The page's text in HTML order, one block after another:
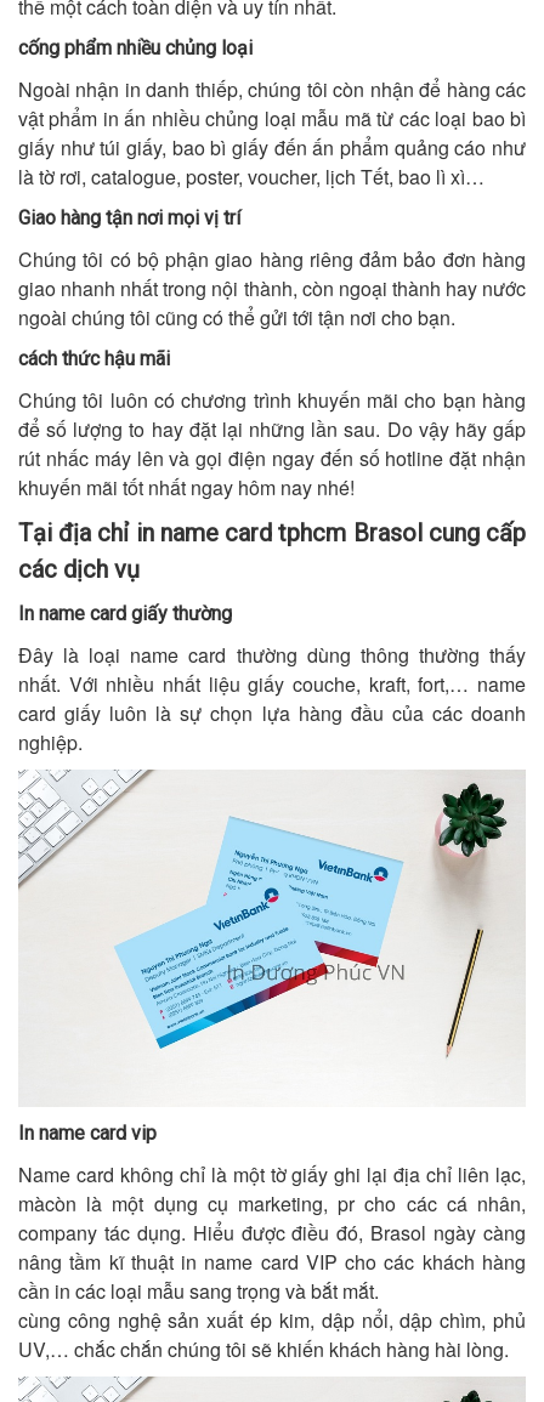
thế một cách toàn diện và uy tín nhất.
cống phẩm nhiều chủng loại
Ngoài nhận in danh thiếp, chúng tôi còn nhận để hàng các
vật phẩm in ấn nhiều chủng loại mẫu mã từ các loại bao bì
giấy như túi giấy, bao bì giấy đến ấn phẩm quảng cáo như
là tờ rơi, catalogue, poster, voucher, lịch Tết, bao lì xì…
Giao hàng tận nơi mọi vị trí
Chúng tôi có bộ phận giao hàng riêng đảm bảo đơn hàng
giao nhanh nhất trong nội thành, còn ngoại thành hay nước
ngoài chúng tôi cũng có thể gửi tới tận nơi cho bạn.
cách thức hậu mãi
Chúng tôi luôn có chương trình khuyến mãi cho bạn hàng
để số lượng to hay đặt lại những lần sau. Do vậy hãy gấp
rút nhấc máy lên và gọi điện ngay đến số hotline đặt nhận
khuyến mãi tốt nhất ngay hôm nay nhé!
Tại địa chỉ in name card tphcm Brasol cung cấp
các dịch vụ
In name card giấy thường
Đây là loại name card thường dùng thông thường thấy
nhất. Với nhiều nhất liệu giấy couche, kraft, fort,… name
card giấy luôn là sự chọn lựa hàng đầu của các doanh
nghiệp.
In name card vip
Name card không chỉ là một tờ giấy ghi lại địa chỉ liên lạc,
màcòn là một dụng cụ marketing, pr cho các cá nhân,
company tác dụng. Hiểu được điều đó, Brasol ngày càng
nâng tầm kĩ thuật in name card VIP cho các khách hàng
cần in các loại mẫu sang trọng và bắt mắt.
cùng công nghệ sản xuất ép kim, dập nổi, dập chìm, phủ
UV,… chắc chắn chúng tôi sẽ khiến khách hàng hài lòng.